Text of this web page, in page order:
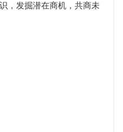
，发掘潜在商机，共商未